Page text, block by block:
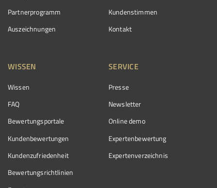
Partnerprogramm
Auszeichnungen
Kundenstimmen
Kontakt
WISSEN
Wissen
FAQ
Bewertungsportale
Kundenbewertungen
Kundenzufriedenheit
Bewertungs­richtlinien
SERVICE
Presse
Newsletter
Online demo
Expertenbewertung
Expertenverzeichnis